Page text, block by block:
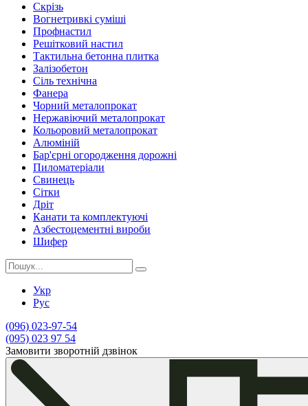
Скрізь
Вогнетривкі суміші
Профнастил
Решітковий настил
Тактильна бетонна плитка
Залізобетон
Сіль технічна
Фанера
Чорний металопрокат
Нержавіючий металопрокат
Кольоровий металопрокат
Алюміній
Бар'єрні огородження дорожні
Пиломатеріали
Cвинець
Сітки
Дріт
Канати та комплектуючі
Азбестоцементні вироби
Шифер
Укр
Рус
(096) 023-97-54
(095) 023 97 54
Замовити зворотній дзвінок